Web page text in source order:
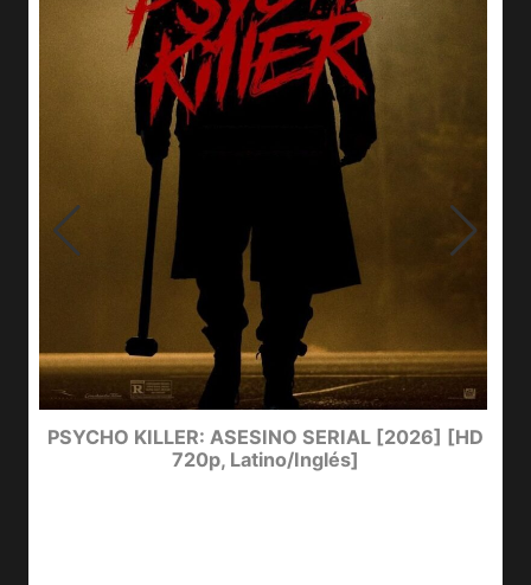
PSYCHO KILLER: ASESINO SERIAL [2026] [HD
720p, Latino/Inglés]